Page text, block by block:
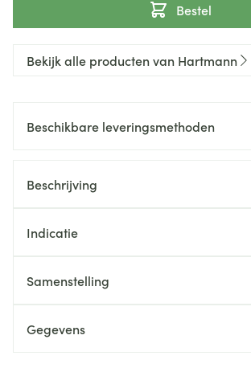
Bestel
Bekijk alle producten van Hartmann
Beschikbare leveringsmethoden
Beschrijving
Indicatie
Samenstelling
Gegevens